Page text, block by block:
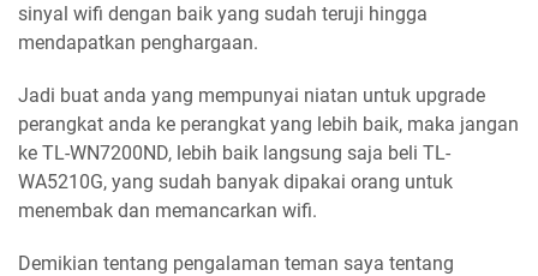
sinyal wifi dengan baik yang sudah teruji hingga
mendapatkan penghargaan.
Jadi buat anda yang mempunyai niatan untuk upgrade
perangkat anda ke perangkat yang lebih baik, maka jangan
ke TL-WN7200ND, lebih baik langsung saja beli TL-
WA5210G, yang sudah banyak dipakai orang untuk
menembak dan memancarkan wifi.
Demikian tentang pengalaman teman saya tentang